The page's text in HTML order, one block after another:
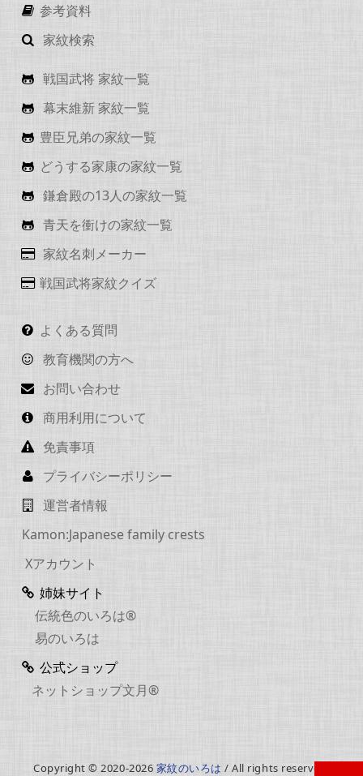
参考資料
家紋検索
戦国武将 家紋一覧
幕末維新 家紋一覧
豊臣兄弟の家紋一覧
どうする家康の家紋一覧
鎌倉殿の13人の家紋一覧
青天を衝けの家紋一覧
家紋名刺メーカー
戦国武将家紋クイズ
よくある質問
教育機関の方へ
お問い合わせ
商用利用について
免責事項
プライバシーポリシー
運営者情報
Kamon:Japanese family crests
Xアカウント
姉妹サイト
伝統色のいろは®
易のいろは
公式ショップ
ネットショップ文月®
Copyright © 2020-2026 家紋のいろは / All rights reserved.